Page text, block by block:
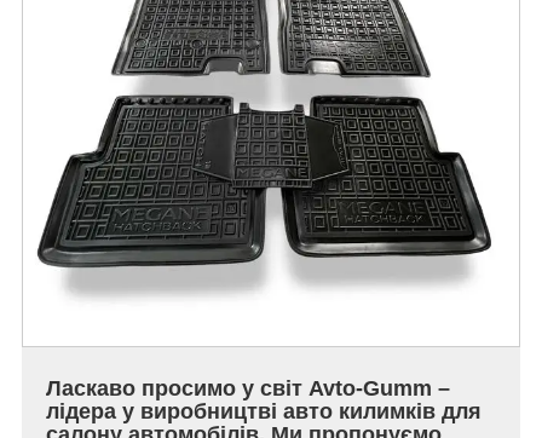
Ласкаво просимо у світ Avto-Gumm –
лідера у виробництві авто килимків для